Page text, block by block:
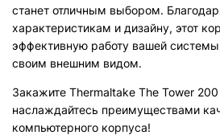
станет отличным выбором.
характеристикам и дизайну, этот
эффективную работу вашей системы
своим внешним видом.
Закажите Thermaltake The Tower
наслаждайтесь преимуществами
компьютерного корпуса!